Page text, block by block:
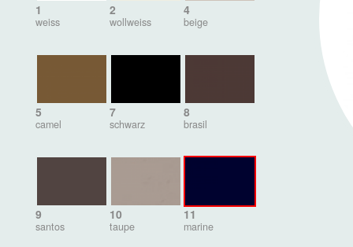
1
weiss
2
wollweiss
4
beige
5
camel
7
schwarz
8
brasil
9
santos
10
taupe
11
marine